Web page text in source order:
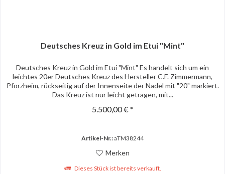
Deutsches Kreuz in Gold im Etui "Mint"
Deutsches Kreuz in Gold im Etui "Mint" Es handelt sich um ein
leichtes 20er Deutsches Kreuz des Hersteller C.F. Zimmermann,
Pforzheim, rückseitig auf der Innenseite der Nadel mit "20" markiert.
Das Kreuz ist nur leicht getragen, mit...
5.500,00 € *
Artikel-Nr.:aTM38244
Merken
Dieses Stück ist bereits verkauft.